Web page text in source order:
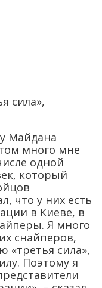
сила»,
Майдана
много мне
одной
который
что у них есть
в Киеве, в
Я много
снайперов,
«третья сила»,
Поэтому я